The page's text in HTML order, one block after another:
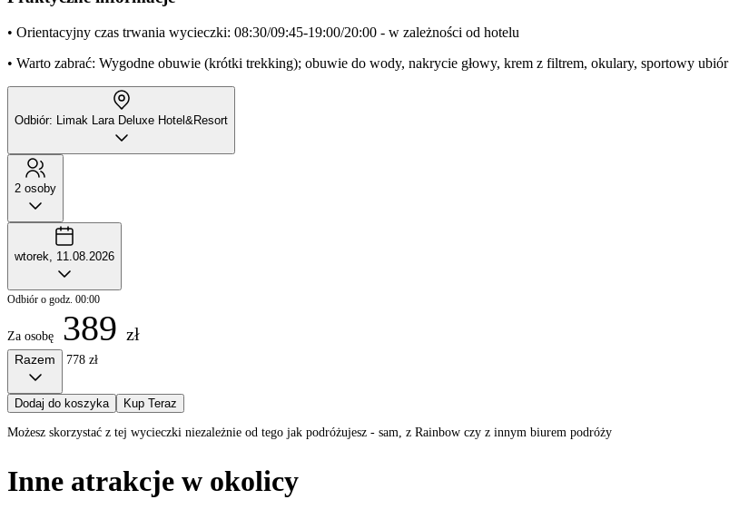
• Orientacyjny czas trwania wycieczki: 08:30/09:45-19:00/20:00 - w zależności od hotelu
• Warto zabrać: Wygodne obuwie (krótki trekking); obuwie do wody, nakrycie głowy, krem z filtrem, okulary, sportowy ubiór
Odbiór: Limak Lara Deluxe Hotel&Resort
2 osoby
wtorek, 11.08.2026
Odbiór o godz. 00:00
Za osobę 389 zł
Razem 778 zł
Dodaj do koszyka Kup Teraz
Możesz skorzystać z tej wycieczki niezależnie od tego jak podróżujesz - sam, z Rainbow czy z innym biurem podróży
Inne atrakcje w okolicy